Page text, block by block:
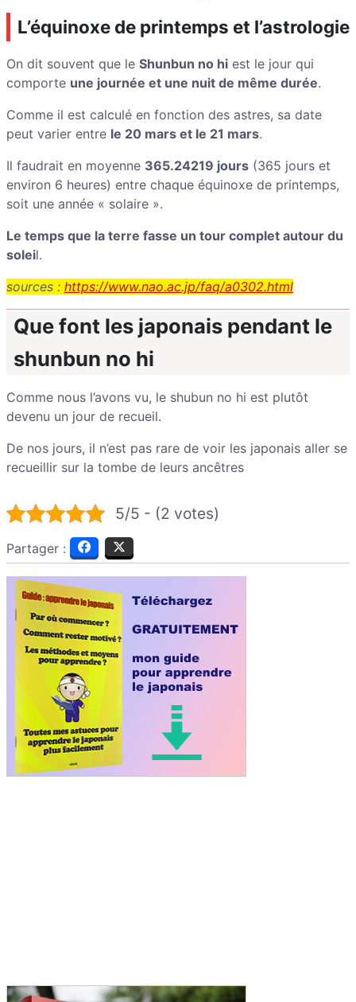
L’équinoxe de printemps et l’astrologie
On dit souvent que le Shunbun no hi est le jour qui
comporte une journée et une nuit de même durée.
Comme il est calculé en fonction des astres, sa date
peut varier entre le 20 mars et le 21 mars.
Il faudrait en moyenne 365.24219 jours (365 jours et
environ 6 heures) entre chaque équinoxe de printemps,
soit une année « solaire ».
Le temps que la terre fasse un tour complet autour du
soleil.
sources : https://www.nao.ac.jp/faq/a0302.html
Que font les japonais pendant le
shunbun no hi
Comme nous l’avons vu, le shubun no hi est plutôt
devenu un jour de recueil.
De nos jours, il n’est pas rare de voir les japonais aller se
recueillir sur la tombe de leurs ancêtres
5/5 - (2 votes)
Partager :